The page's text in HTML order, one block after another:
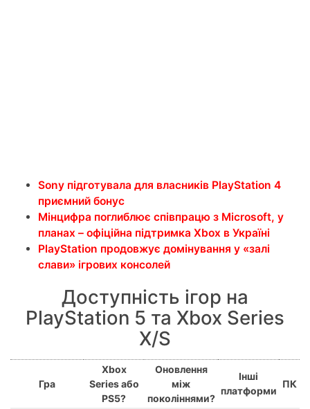
Sony підготувала для власників PlayStation 4
приємний бонус
Мінцифра поглиблює співпрацю з Microsoft, у
планах – офіційна підтримка Xbox в Україні
PlayStation продовжує домінування у «залі
слави» ігрових консолей
Доступність ігор на
PlayStation 5 та Xbox Series
X/S
Гра
Xbox
Series або
PS5?
Оновлення
між
поколіннями?
Інші
платформи
ПК